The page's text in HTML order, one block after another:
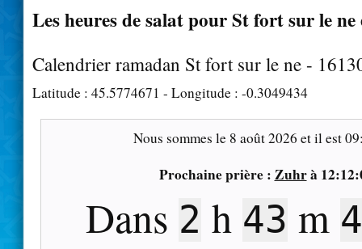
Les heures de salat pour St fort sur le ne
Calendrier ramadan St fort sur le ne -
Latitude : 45.5774671 - Longitude : -0.3049434
Nous sommes le 8 août 2026 et il est
Prochaine prière : Zuhrà
Dans 2 h 43 m